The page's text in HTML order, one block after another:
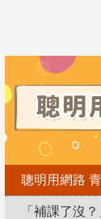
聰明用網路
「補課了沒